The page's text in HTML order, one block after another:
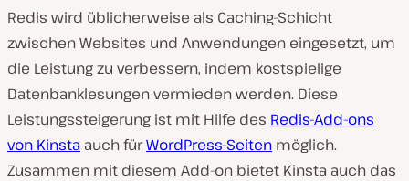
Redis wird üblicherweise als Caching-Schicht
zwischen Websites und Anwendungen eingesetzt, um
die Leistung zu verbessern, indem kostspielige
Datenbanklesungen vermieden werden. Diese
Leistungssteigerung ist mit Hilfe des Redis-Add-ons
von Kinsta auch fürWordPress-Seiten möglich.
Zusammen mit diesem Add-on bietet Kinsta auch das